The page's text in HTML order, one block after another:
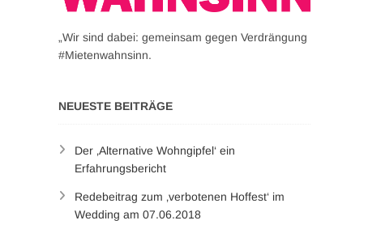
„Wir sind dabei: gemeinsam gegen Verdrängung
#Mietenwahnsinn.
NEUESTE BEITRÄGE
Der ‚Alternative Wohngipfel‘ ein
Erfahrungsbericht
Redebeitrag zum ‚verbotenen Hoffest‘ im
Wedding am 07.06.2018